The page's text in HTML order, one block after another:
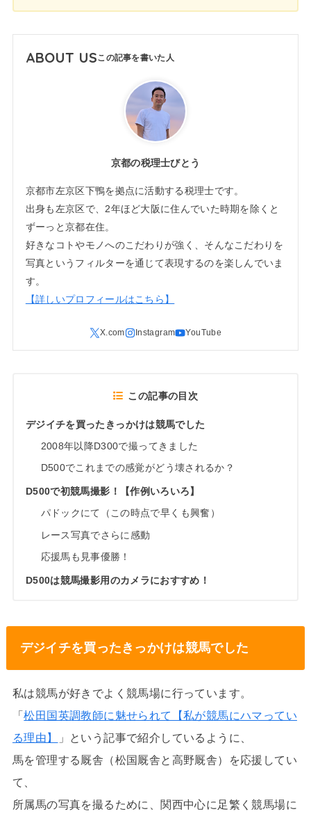
ABOUT US
京都の税理士びとう
京都市左京区下鴨を拠点に活動する税理士です。
出身も左京区で、2年ほど大阪に住んでいた時期を除くと
ずーっと京都在住。
好きなコトやモノへのこだわりが強く、そんなこだわりを
写真というフィルターを通じて表現するのを楽しんでいま
す。
【詳しいプロフィールはこちら】
この記事の目次
デジイチを買ったきっかけは競馬でした
2008年以降D300で撮ってきました
D500でこれまでの感覚がどう壊されるか？
D500で初競馬撮影！【作例いろいろ】
パドックにて（この時点で早くも興奮）
レース写真でさらに感動
応援馬も見事優勝！
D500は競馬撮影用のカメラにおすすめ！
デジイチを買ったきっかけは競馬でした
私は競馬が好きでよく競馬場に行っています。
「松田国英調教師に魅せられて【私が競馬にハマってい
る理由】
」という記事で紹介しているように、
馬を管理する厩舎（松国厩舎と高野厩舎）を応援してい
て、
所属馬の写真を撮るために、関西中心に足繁く競馬場に